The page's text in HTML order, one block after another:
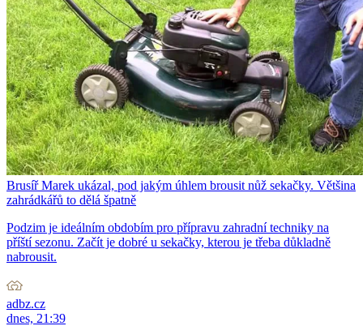
Brusíř Marek ukázal, pod jakým úhlem brousit nůž sekačky. Většina
zahrádkářů to dělá špatně
Podzim je ideálním obdobím pro přípravu zahradní techniky na
příští sezonu. Začít je dobré u sekačky, kterou je třeba důkladně
nabrousit.
adbz.cz
dnes, 21:39